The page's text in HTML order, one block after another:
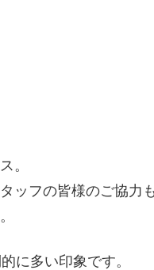
。
ッフの皆様のご協力も
に多い印象です。